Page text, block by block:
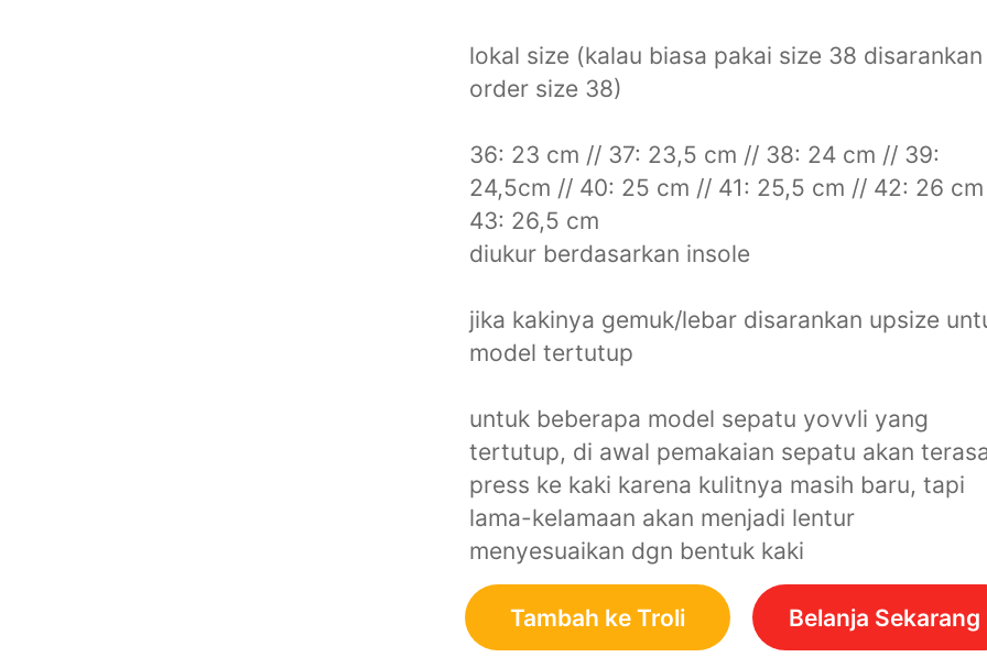
lokal size (kalau biasa pakai size 38 disarankan
order size 38)
36: 23 cm // 37: 23,5 cm // 38: 24 cm // 39:
24,5cm // 40: 25 cm // 41: 25,5 cm // 42: 26
43: 26,5 cm
diukur berdasarkan insole
jika kakinya gemuk/lebar disarankan upsize
model tertutup
untuk beberapa model sepatu yovvli yang
tertutup, di awal pemakaian sepatu akan
press ke kaki karena kulitnya masih baru, tapi
lama-kelamaan akan menjadi lentur
menyesuaikan dgn bentuk kaki
Tambah ke Troli Belanja Sekarang